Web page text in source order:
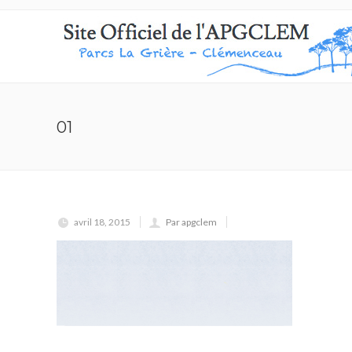
01
avril 18, 2015 Par apgclem